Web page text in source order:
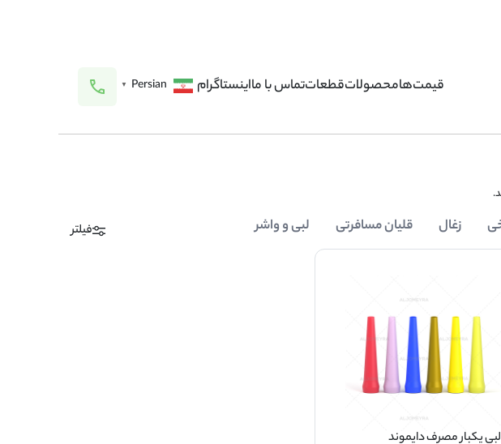
قیمت‌هامحصولاتقطعاتتماس با مااینستاگرام Persian
▼
زغال قلیان مسافرتی لبی و واشر فیلتر
لبی یکبار مصرف دایموند